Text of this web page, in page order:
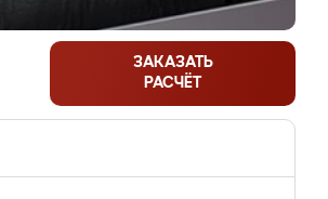
ЗАКАЗАТЬ
РАСЧЁТ